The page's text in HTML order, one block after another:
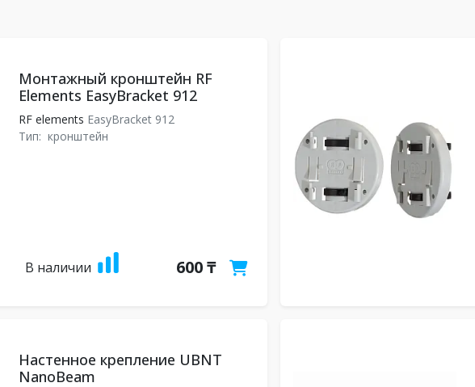
Монтажный кронштейн RF
Elements EasyBracket 912
RF elements EasyBracket 912
Тип: кронштейн
В наличии 600 ₸
Настенное крепление UBNT
NanoBeam